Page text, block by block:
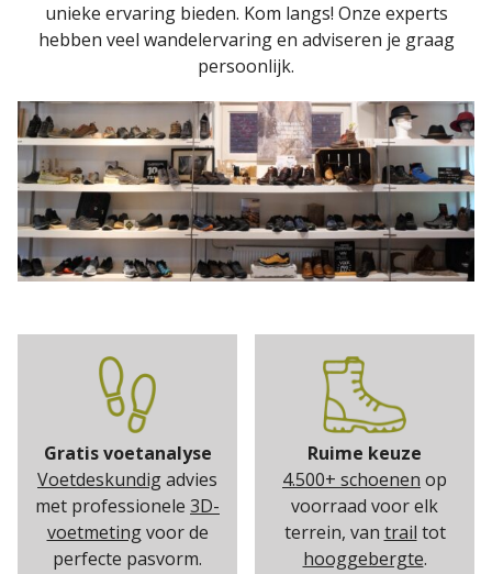
unieke ervaring bieden. Kom langs! Onze experts
hebben veel wandelervaring en adviseren je graag
persoonlijk.
Gratis voetanalyse
Voetdeskundigadvies
met professionele 3D-
voetmetingvoor de
perfecte pasvorm.
Ruime keuze
4.500+ schoenen op
voorraad voor elk
terrein, van trail tot
hooggebergte.